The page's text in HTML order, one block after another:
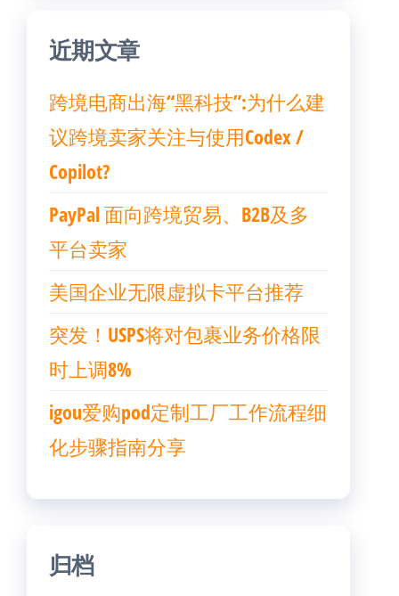
近期文章
跨境电商出海“黑科技”:为什么建
议跨境卖家关注与使用Codex /
Copilot?
PayPal 面向跨境贸易、B2B及多
平台卖家
美国企业无限虚拟卡平台推荐
突发！USPS将对包裹业务价格限
时上调8%
igou爱购pod定制工厂工作流程细
化步骤指南分享
归档